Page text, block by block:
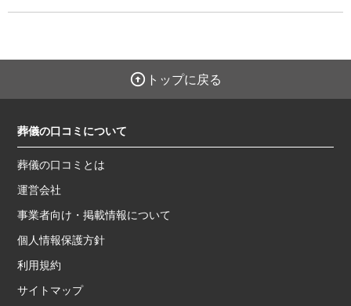
トップに戻る
葬儀の口コミについて
葬儀の口コミとは
運営会社
事業者向け・掲載情報について
個人情報保護方針
利用規約
サイトマップ